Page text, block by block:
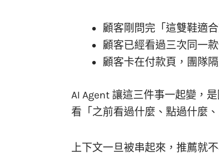
顧客剛問完「這雙鞋適
顧客已經看過三次同一
顧客卡在付款頁，團隊
AI Agent 讓這三件事一起變，
看「之前看過什麼、點過什麼
上下文一旦被串起來，推薦就